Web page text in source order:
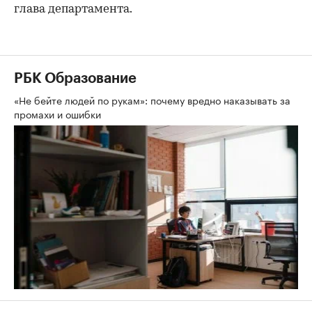
глава департамента.
РБК Образование
«Не бейте людей по рукам»: почему вредно наказывать за
промахи и ошибки